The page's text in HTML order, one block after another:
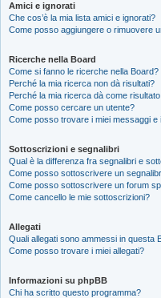
Amici e ignorati
Che cos’è la mia lista amici e ignorati?
Come posso aggiungere o rimuovere
Ricerche nella Board
Come si fanno le ricerche nella Board?
Perché la mia ricerca non dà risultati?
Perché la mia ricerca dà come
Come posso cercare un utente?
Come posso trovare i miei messaggi e
Sottoscrizioni e segnalibri
Qual è la differenza fra segnalibri e
Come posso sottoscrivere un
Come posso sottoscrivere un forum
Come cancello le mie sottoscrizioni?
Allegati
Quali allegati sono ammessi in questa
Come posso trovare i miei allegati?
Informazioni su phpBB
Chi ha scritto questo programma?